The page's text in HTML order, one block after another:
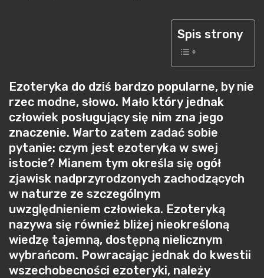
Spis strony
Ezoteryka do dziś bardzo popularne, by nie
rzec modne, słowo. Mało który jednak
człowiek posługujący się nim zna jego
znaczenie. Warto zatem zadać sobie
pytanie: czym jest ezoteryka w swej
istocie? Mianem tym określa się ogół
zjawisk nadprzyrodzonych zachodzących
w naturze ze szczególnym
uwzględnieniem człowieka. Ezoteryką
nazywa się również bliżej nieokreśloną
wiedzę tajemną, dostępną nielicznym
wybrańcom. Powracając jednak do kwestii
wszechobecności ezoteryki, należy